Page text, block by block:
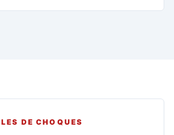
DE CHOQUES